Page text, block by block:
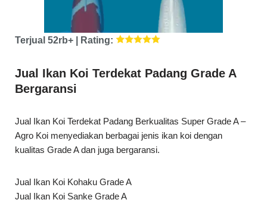
Jual Ikan Koi Terdekat Padang Grade A
Bergaransi
Agro Koi menyediakan berbagai jenis ikan koi dengan
kualitas Grade A dan juga bergaransi.
Jual Ikan Koi Kohaku Grade A
Jual Ikan Koi Sanke Grade A
Jual Ikan Koi Showa Grade A
Jual Ikan Koi Slayer Grade A
Dan Berbagai Jenis Ikan Koi Lainnya.